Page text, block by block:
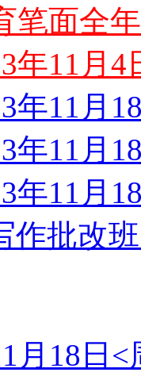
笔面全
年11月
年11月
年11月
年11月
作批改
月18日